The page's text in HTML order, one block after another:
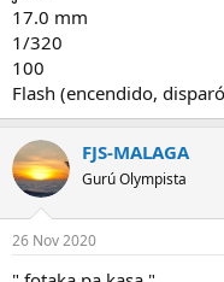
17.0 mm
1/320
100
Flash (encendido,
FJS-MALAGA
Gurú Olympista
26 Nov 2020